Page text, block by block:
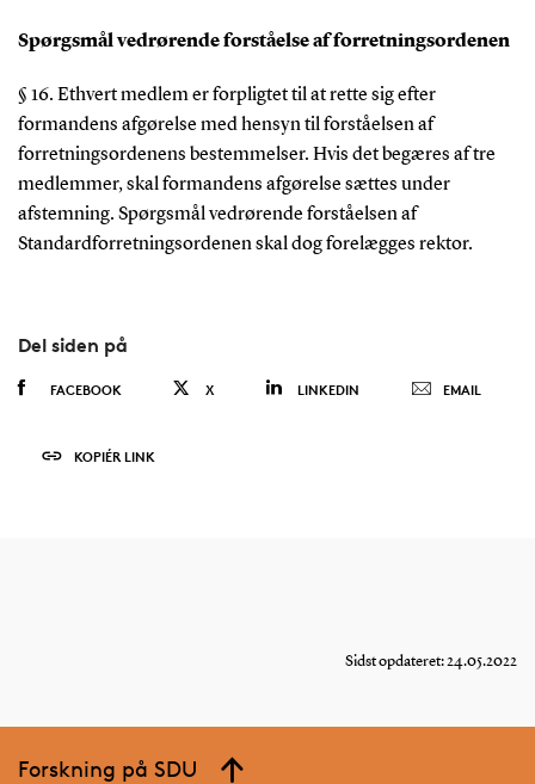
Spørgsmål vedrørende forståelse af forretningsordenen
§ 16. Ethvert medlem er forpligtet til at rette sig efter
formandens afgørelse med hensyn til forståelsen af
forretningsordenens bestemmelser. Hvis det begæres af tre
medlemmer, skal formandens afgørelse sættes under
afstemning. Spørgsmål vedrørende forståelsen af
Standardforretningsordenen skal dog forelægges rektor.
Del siden på
FACEBOOK X LINKEDIN EMAIL
KOPIÉR LINK
Sidst opdateret: 24.05.2022
Forskning på SDU